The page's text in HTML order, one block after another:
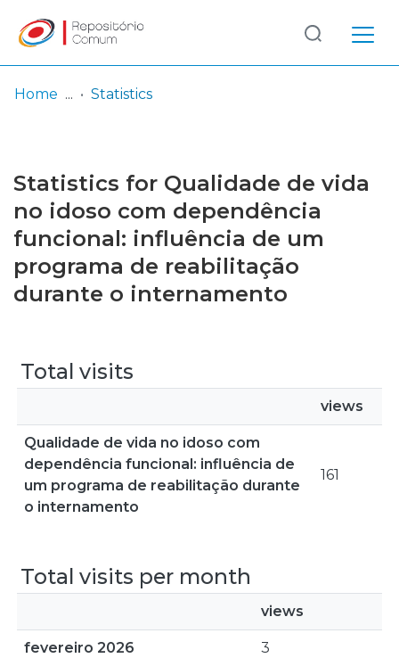
Browse repository
Entities
Log
In
(current)
Home Statistics
Statistics for Qualidade de vida
no idoso com dependência
funcional: influência de um
programa de reabilitação
durante o internamento
Total visits
views
Qualidade de vida no idoso com
dependência funcional: influência de
um programa de reabilitação durante
o internamento
161
Total visits per month
views
fevereiro 2026 3